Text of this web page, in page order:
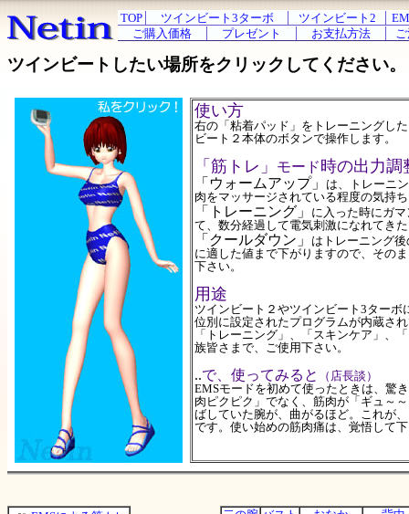
TOP ツインビート3ターボ ツインビート2
ご購入価格
プレゼント お支払方法
ツインビートしたい場所をクリックしてください。
使い方
右の「粘着パッド」をトレーニングし
ビート２本体のボタンで操作します。
「筋トレ」 モード時の出力調
「ウォームアップ」
は、トレーニ
肉をマッサージされている程度の気持
「トレーニング」
に入った時にガ
て、数分経過して電気刺激になれてき
「クールダウン」
はトレーニング
に適した値まで下がりますので、その
下さい。
用途
ツインビート２やツインビート3ターボ
位別に設定されたプログラムが内蔵さ
「トレーニング」、「スキンケア」、
族皆さまで、ご使用下さい。
..で、使ってみると
（店長談）
EMSモードを初めて使ったときは、驚
肉ピクピク」でなく、筋肉が「ギュ～
ばしていた腕が、曲がるほど。これが、
です。使い始めの筋肉痛は、覚悟して